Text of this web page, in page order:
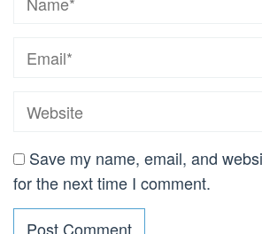
Save my name, email, and
for the next time I comment.